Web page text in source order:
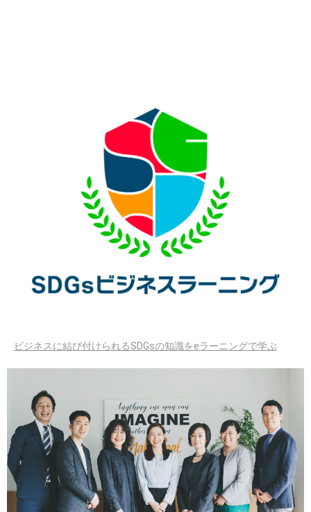
ビジネスに結び付けられるSDGsの知識をeラーニングで学ぶ